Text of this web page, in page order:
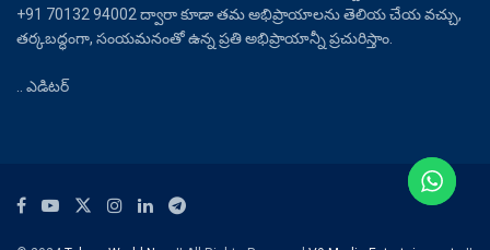
+91 70132 94002 ద్వారా కూడా తమ అభిప్రాయాలను తెలియ చేయ వచ్చు,
తర్కబద్ధంగా, సంయమనంతో ఉన్న ప్రతి అభిప్రాయాన్నీ ప్రచురిస్తాం.
.. ఎడిటర్